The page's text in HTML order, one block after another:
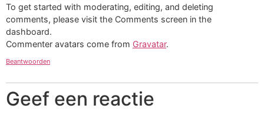
To get started with moderating, editing, and deleting
comments, please visit the Comments screen in the
dashboard.
Commenter avatars come from Gravatar.
Beantwoorden
Geef een reactie